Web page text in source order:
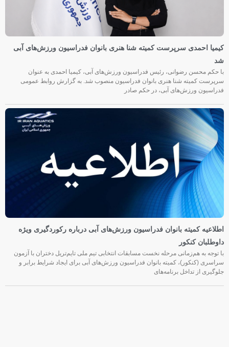
کیمیا احمدی سرپرست کمیته شنا هنری بانوان فدراسیون ورزش‌های آبی
شد
با حکم محسن رضوانی، رئیس فدراسیون ورزش‌های آبی، کیمیا احمدی به عنوان
سرپرست کمیته شنا هنری بانوان فدراسیون منصوب شد. به گزارش روابط عمومی
فدراسیون ورزش‌های آبی، در حکم صادر
اطلاعیه کمیته بانوان فدراسیون ورزش‌های آبی درباره رکوردگیری ویژه
داوطلبان کنکور
با توجه به هم‌زمانی مرحله نخست مسابقات انتخابی تیم ملی تایم‌تریل دختران با آزمون
سراسری (کنکور)، کمیته بانوان فدراسیون ورزش‌های آبی برای ایجاد شرایط برابر و
جلوگیری از تداخل برنامه‌های